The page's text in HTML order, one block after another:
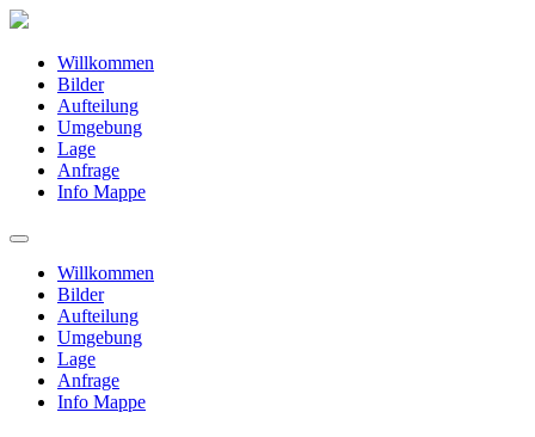
Willkommen
Bilder
Aufteilung
Umgebung
Lage
Anfrage
Info Mappe
Willkommen
Bilder
Aufteilung
Umgebung
Lage
Anfrage
Info Mappe